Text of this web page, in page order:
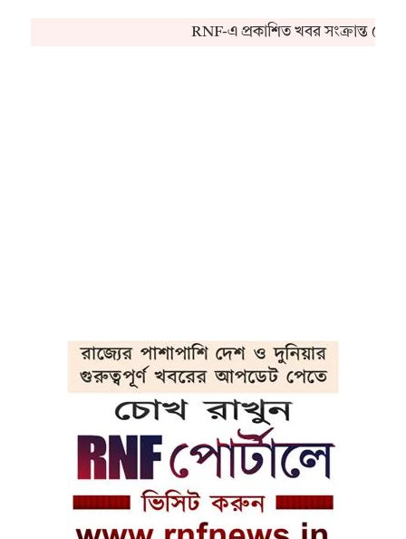
RNF-এ প্রকাশিত খবর সংক্রান্ত